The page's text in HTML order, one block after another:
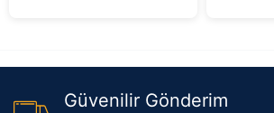
Güvenilir Gönderim